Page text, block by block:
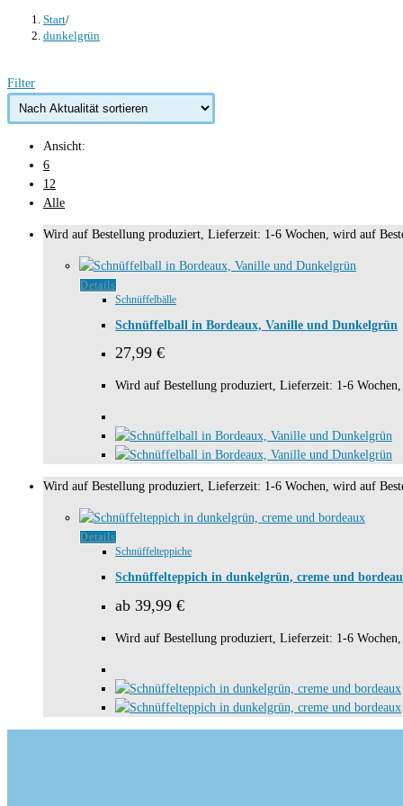
Start/
dunkelgrün
Filter
Ansicht:
6
12
Alle
Wird auf Bestellung produziert, Lieferzeit: 1-6 Wochen, wird auf
Details
Schnüffelbälle
Schnüffelball in Bordeaux, Vanille und Dunkelgrün
27,99 €
Wird auf Bestellung produziert, Lieferzeit: 1-6
Wird auf Bestellung produziert, Lieferzeit: 1-6 Wochen, wird auf
Details
Produkt
weist
Varianten
auf.
können
auf
Schnüffelteppiche
Schnüffelteppich in dunkelgrün, creme und
ab 39,99 €
Wird auf Bestellung produziert, Lieferzeit: 1-6